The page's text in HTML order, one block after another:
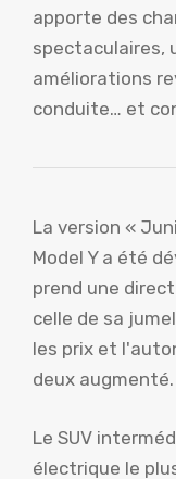
apporte des
spectaculaires,
améliorations
conduite… et
La version «
Model Y a été
prend une
celle de sa
les prix et
deux augmenté.
Le SUV
électrique le